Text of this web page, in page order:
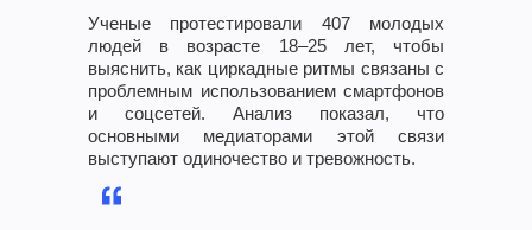
Ученые протестировали 407 молодых
людей в возрасте 18–25 лет, чтобы
выяснить, как циркадные ритмы связаны с
проблемным использованием смартфонов
и соцсетей. Анализ показал, что
основными медиаторами этой связи
выступают одиночество и тревожность.